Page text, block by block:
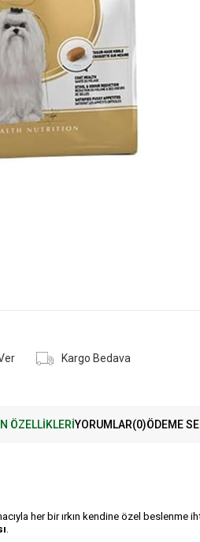
Kargo Bedava
ÖZELLIKLERIYORUMLAR(0)ÖDEME
her bir ırkın kendine özel